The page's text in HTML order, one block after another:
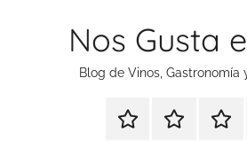
Nos Gusta
Blog de Vinos, Gastronomía
EspecialEnoturismo